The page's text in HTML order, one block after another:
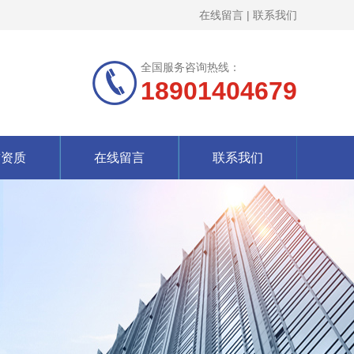
在线留言 | 联系我们
全国服务咨询热线：
18901404679
质 在线留言 联系我们